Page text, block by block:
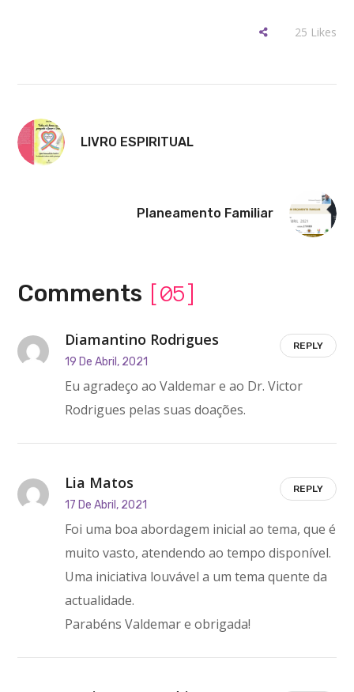
25 Likes
LIVRO ESPIRITUAL
Planeamento Familiar
Comments [05]
Diamantino Rodrigues
19 De Abril, 2021
Eu agradeço ao Valdemar e ao Dr. Victor
Rodrigues pelas suas doações.
REPLY
Lia Matos
17 De Abril, 2021
Foi uma boa abordagem inicial ao tema, que é
muito vasto, atendendo ao tempo disponível.
Uma iniciativa louvável a um tema quente da
actualidade.
Parabéns Valdemar e obrigada!
REPLY